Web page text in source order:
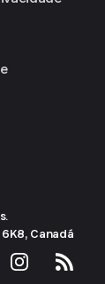
Canadá